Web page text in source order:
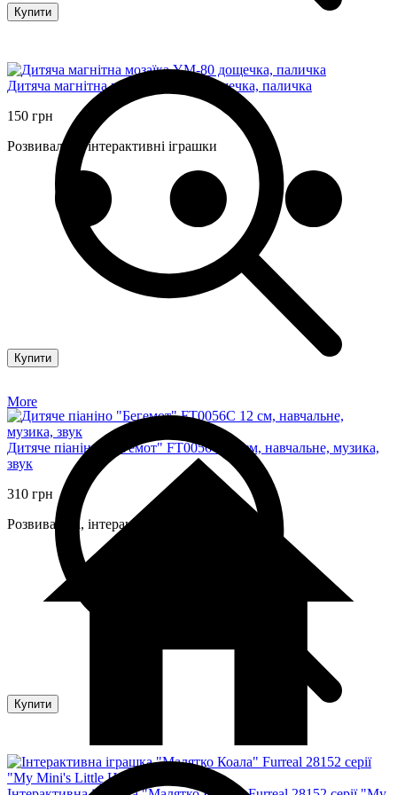
Дитяча магнітна мозаїка YM-80 дощечка, паличка
150 грн
Розвивальні, інтерактивні іграшки
Купити
Дитяче піаніно "Бегемот" FT0056C 12 см, навчальне, музика,
звук
310 грн
Розвивальні, інтерактивні іграшки
Купити
Купити
More